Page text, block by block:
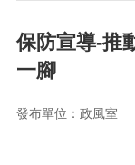
通
訊
錄
業
務
保防宣導-推
一腳
發布單位：政風室